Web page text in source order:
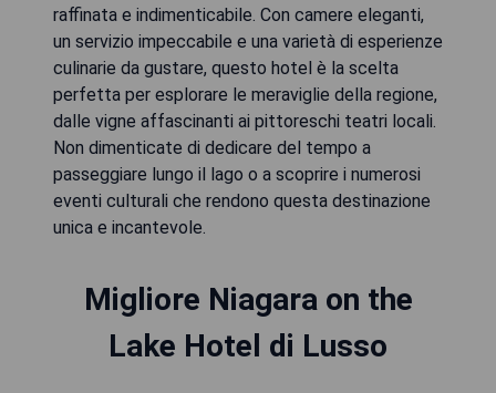
raffinata e indimenticabile. Con camere eleganti,
un servizio impeccabile e una varietà di esperienze
culinarie da gustare, questo hotel è la scelta
perfetta per esplorare le meraviglie della regione,
dalle vigne affascinanti ai pittoreschi teatri locali.
Non dimenticate di dedicare del tempo a
passeggiare lungo il lago o a scoprire i numerosi
eventi culturali che rendono questa destinazione
unica e incantevole.
Migliore Niagara on the
Lake Hotel di Lusso